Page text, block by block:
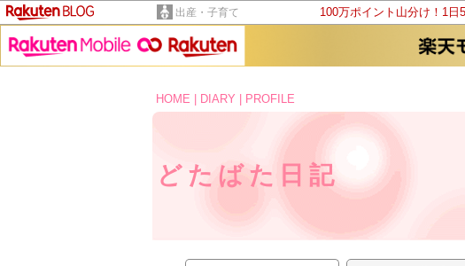
出産・子育て 100万ポイント山分け！1
HOME
DIARY PROFILE
どたばた日記